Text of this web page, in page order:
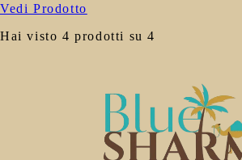
Vedi Prodotto
Hai visto 4 prodotti su 4